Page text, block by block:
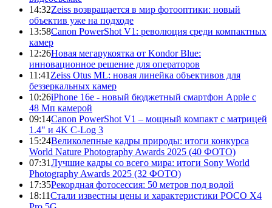
14:32Zeiss возвращается в мир фотооптики: новый
объектив уже на подходе
13:58Canon PowerShot V1: революция среди компактных
камер
12:26Новая мегарукоятка от Kondor Blue:
инновационное решение для операторов
11:41 Zeiss Otus ML: новая линейка объективов для
беззеркальных камер
10:26iPhone 16e - новый бюджетный смартфон Apple с
48 Мп камерой
09:14Canon PowerShot V1 – мощный компакт с матрицей
1.4" и 4K C-Log 3
15:24Великолепные кадры природы: итоги конкурса
World Nature Photography Awards 2025 (40 ФОТО)
07:31Лучшие кадры со всего мира: итоги Sony World
Photography Awards 2025 (32 ФОТО)
17:35Рекордная фотосессия: 50 метров под водой
18:11Стали известны цены и характеристики POCO X4